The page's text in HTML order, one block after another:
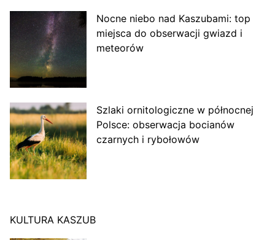
Nocne niebo nad Kaszubami: top
miejsca do obserwacji gwiazd i
meteorów
Szlaki ornitologiczne w północnej
Polsce: obserwacja bocianów
czarnych i rybołowów
KULTURA KASZUB